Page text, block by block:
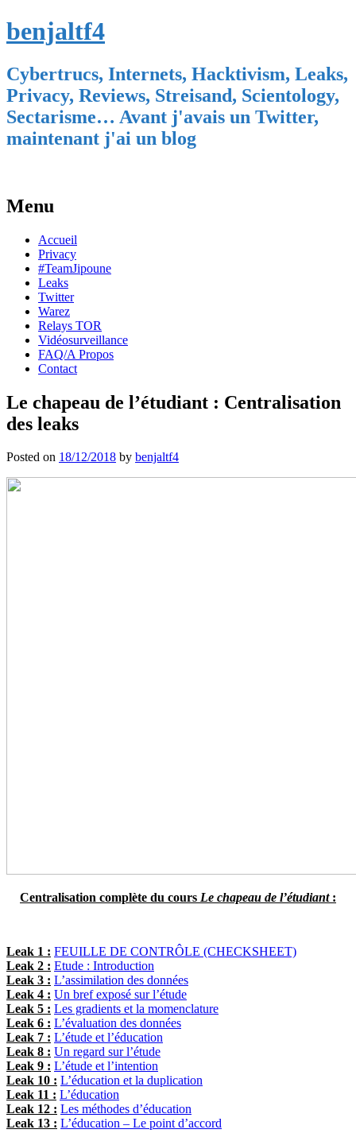
benjaltf4
Cybertrucs, Internets, Hacktivism, Leaks,
Privacy, Reviews, Streisand, Scientology,
Sectarisme… Avant j'avais un Twitter,
maintenant j'ai un blog
Menu
Skip
content
Accueil
Privacy
#TeamJipoune
Leaks
Twitter
Warez
Relays TOR
Vidéosurveillance
FAQ/A Propos
Contact
Le chapeau de l’étudiant : Centralisation
des leaks
Posted on 18/12/2018 by benjaltf4
Centralisation complète du cours Le chapeau de l’étudiant:
Leak 1 : FEUILLE DE CONTRÔLE (CHECKSHEET)
Leak 2 : Etude : Introduction
Leak 3 : L’assimilation des données
Leak 4 : Un bref exposé sur l’étude
Leak 5 : Les gradients et la momenclature
Leak 6 : L’évaluation des données
Leak 7 : L’étude et l’éducation
Leak 8 : Un regard sur l’étude
Leak 9 : L’étude et l’intention
Leak 10 : L’éducation et la duplication
Leak 11 : L’éducation
Leak 12 : Les méthodes d’éducation
Leak 13 : L’éducation – Le point d’accord